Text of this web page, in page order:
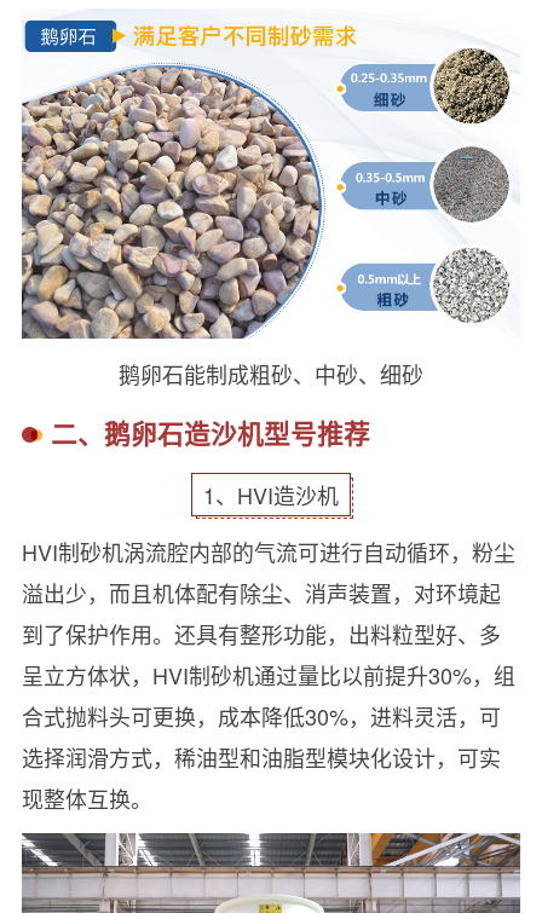
鹅卵石能制成粗砂、中砂、细砂
二、鹅卵石造沙机型号推荐
1、HVI造沙机
HVI制砂机涡流腔内部的气流可进行自动循环，粉尘
溢出少，而且机体配有除尘、消声装置，对环境起
到了保护作用。还具有整形功能，出料粒型好、多
呈立方体状，HVI制砂机通过量比以前提升30%，组
合式抛料头可更换，成本降低30%，进料灵活，可
选择润滑方式，稀油型和油脂型模块化设计，可实
现整体互换。